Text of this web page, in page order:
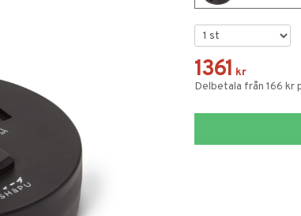
1361 kr
Delbetala från 166 kr